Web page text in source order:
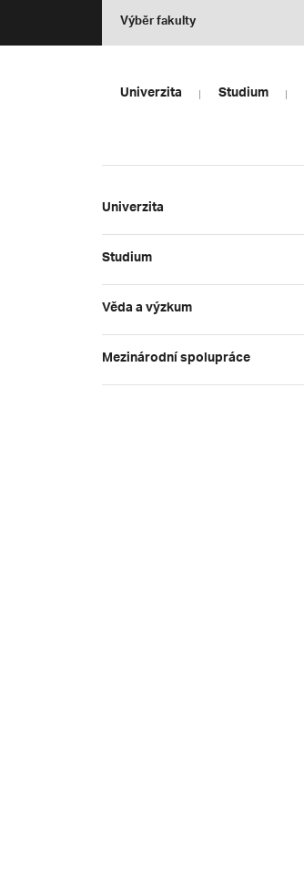
Výběr fakulty
Univerzita Studium
Univerzita
Studium
Věda a výzkum
Mezinárodní spolupráce